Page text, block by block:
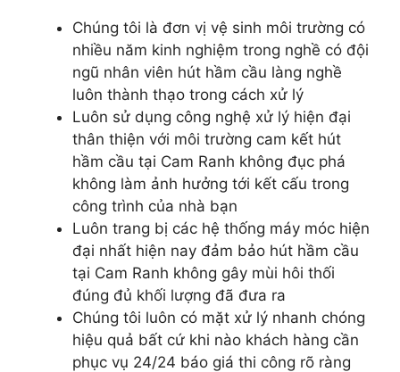
Chúng tôi là đơn vị vệ sinh môi trường có
nhiều năm kinh nghiệm trong nghề có đội
ngũ nhân viên hút hầm cầu làng nghề
luôn thành thạo trong cách xử lý
Luôn sử dụng công nghệ xử lý hiện đại
thân thiện với môi trường cam kết hút
hầm cầu tại Cam Ranh không đục phá
không làm ảnh hưởng tới kết cấu trong
công trình của nhà bạn
Luôn trang bị các hệ thống máy móc hiện
đại nhất hiện nay đảm bảo hút hầm cầu
tại Cam Ranh không gây mùi hôi thối
đúng đủ khối lượng đã đưa ra
Chúng tôi luôn có mặt xử lý nhanh chóng
hiệu quả bất cứ khi nào khách hàng cần
phục vụ 24/24 báo giá thi công rõ ràng